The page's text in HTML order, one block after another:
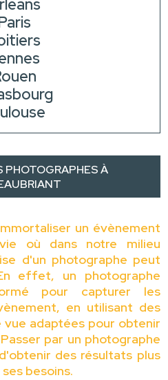
PHOTOGRAPHES À
un évènement
où dans notre milieu
d'un photographe peut
effet, un photographe
pour capturer les
en utilisant des
adaptées pour obtenir
par un photographe
des résultats plus
besoins.